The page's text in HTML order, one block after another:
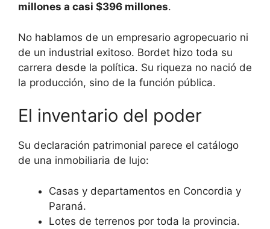
millones a casi $396 millones.
No hablamos de un empresario agropecuario ni
de un industrial exitoso. Bordet hizo toda su
carrera desde la política. Su riqueza no nació de
la producción, sino de la función pública.
El inventario del poder
Su declaración patrimonial parece el catálogo
de una inmobiliaria de lujo:
Casas y departamentos en Concordia y
Paraná.
Lotes de terrenos por toda la provincia.